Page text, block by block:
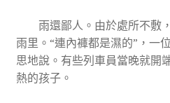
雨還鄙人。由於處所不敷
雨里。“連內褲都是濕的”，一
思地說。有些列車員當晚就開
熱的孩子。